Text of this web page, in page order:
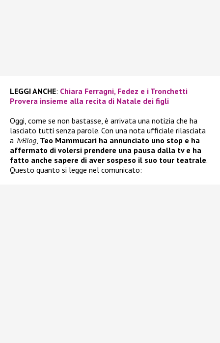
LEGGI ANCHE: Chiara Ferragni, Fedez e i Tronchetti
Provera insieme alla recita di Natale dei figli
Oggi, come se non bastasse, è arrivata una notizia che ha
lasciato tutti senza parole. Con una nota ufficiale rilasciata
a TvBlog, Teo Mammucari ha annunciato uno stop e ha
affermato di volersi prendere una pausa dalla tv e ha
fatto anche sapere di aver sospeso il suo tour teatrale.
Questo quanto si legge nel comunicato: